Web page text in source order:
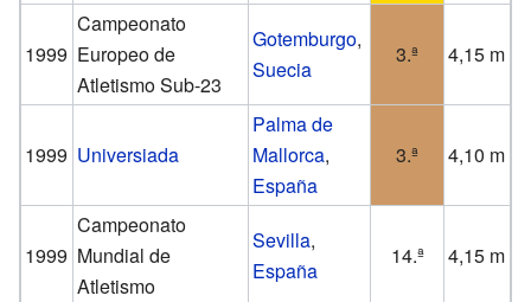
1999
Campeonato
Europeo de
Atletismo Sub-23
Gotemburgo,
Suecia
3.ª 4,15 m
1999 Universiada
Palma de
Mallorca,
España
3.ª 4,10 m
1999
Campeonato
Mundial de
Atletismo
Sevilla,
España
14.ª 4,15 m